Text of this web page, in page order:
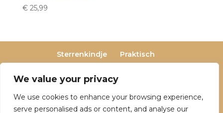
We value your privacy
We use cookies to enhance your browsing experience,
serve personalised ads or content, and analyse our
€25,99
Sterrenkindje
Praktisch
Privacy- en cookieverklaring
Terugbetaal- en retourneringsbeleid
Over Dutch Dreamers